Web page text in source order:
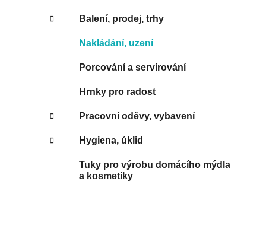
Balení, prodej, trhy
Nakládání, uzení
Porcování a servírování
Hrnky pro radost
Pracovní oděvy, vybavení
Hygiena, úklid
Tuky pro výrobu domácího mýdla
a kosmetiky